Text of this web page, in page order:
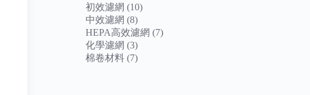
初效濾網 1010
產
中效濾網 88
個
產
品
HEPA高效濾網 77
化學濾網 33
個
棉卷材料 77